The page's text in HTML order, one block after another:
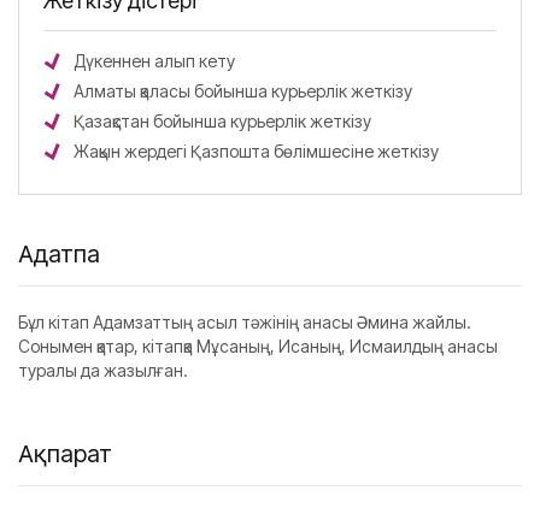
Дүкеннен алып кету
Алматы қаласы бойынша курьерлік жеткізу
Қазақстан бойынша курьерлік жеткізу
Жақын жердегі Қазпошта бөлімшесіне жеткізу
Аңдатпа
Бұл кітап Адамзаттың асыл тәжінің анасы Әмина жайлы.
Сонымен қатар, кітапқа Мұсаның, Исаның, Исмаилдың анасы
туралы да жазылған.
Ақпарат